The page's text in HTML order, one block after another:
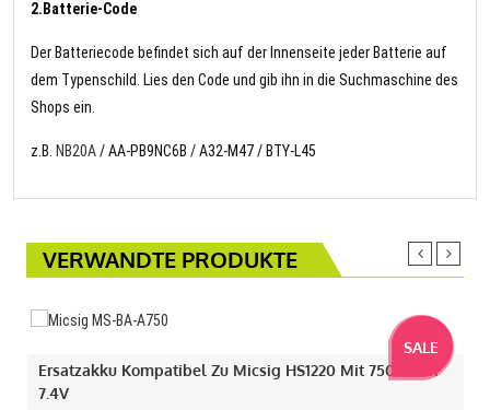
2.Batterie-Code
Der Batteriecode befindet sich auf der Innenseite jeder Batterie auf
dem Typenschild. Lies den Code und gib ihn in die Suchmaschine des
Shops ein.
z.B. NB20A/ AA-PB9NC6B / A32-M47 / BTY-L45
VERWANDTE PRODUKTE
SALE
Ersatzakku Kompatibel Zu Micsig HS1220 Mit 7500mAh
7.4V